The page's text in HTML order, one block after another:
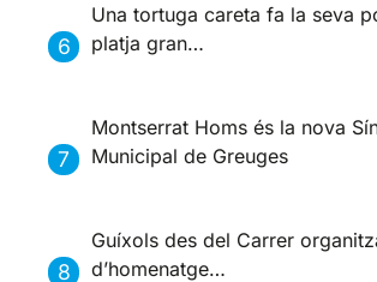
Una tortuga careta fa la seva
platja gran…
Montserrat Homs és la nova
Municipal de Greuges
Guíxols des del Carrer
d’homenatge…